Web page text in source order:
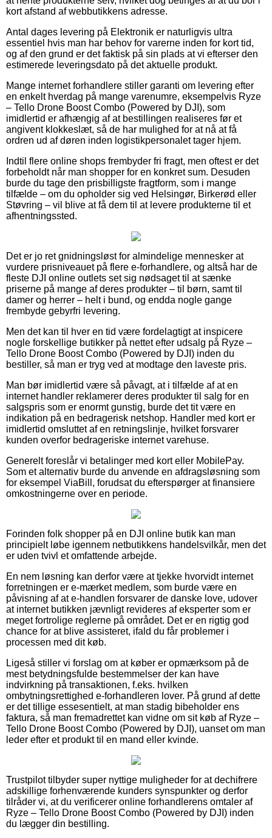
kort afstand af webbutikkens adresse.
Antal dages levering på Elektronik er naturligvis ultra
essentiel hvis man har behov for varerne inden for kort tid,
og af den grund er det faktisk på sin plads at vi efterser den
estimerede leveringsdato på det aktuelle produkt.
Mange internet forhandlere stiller garanti om levering efter
en enkelt hverdag på mange varenumre, eksempelvis Ryze
– Tello Drone Boost Combo (Powered by DJI), som
imidlertid er afhængig af at bestillingen realiseres før et
angivent klokkeslæt, så de har mulighed for at nå at få
ordren ud af døren inden logistikpersonalet tager hjem.
Indtil flere online shops frembyder fri fragt, men oftest er det
forbeholdt når man shopper for en konkret sum. Desuden
burde du tage den prisbilligste fragtform, som i mange
tilfælde – om du opholder sig ved Helsingør, Birkerød eller
Støvring – vil blive at få dem til at levere produkterne til et
afhentningssted.
Det er jo ret gnidningsløst for almindelige mennesker at
vurdere prisniveauet på flere e-forhandlere, og altså har de
fleste DJI online outlets set sig nødsaget til at sænke
priserne på mange af deres produkter – til børn, samt til
damer og herrer – helt i bund, og endda nogle gange
frembyde gebyrfri levering.
Men det kan til hver en tid være fordelagtigt at inspicere
nogle forskellige butikker på nettet efter udsalg på Ryze –
Tello Drone Boost Combo (Powered by DJI) inden du
bestiller, så man er tryg ved at modtage den laveste pris.
Man bør imidlertid være så påvagt, at i tilfælde af at en
internet handler reklamerer deres produkter til salg for en
salgspris som er enormt gunstig, burde det tit være en
indikation på en bedragerisk netshop. Handler med kort er
imidlertid omsluttet af en retningslinje, hvilket forsvarer
kunden overfor bedrageriske internet varehuse.
Generelt foreslår vi betalinger med kort eller MobilePay.
Som et alternativ burde du anvende en afdragsløsning som
for eksempel ViaBill, forudsat du efterspørger at finansiere
omkostningerne over en periode.
Forinden folk shopper på en DJI online butik kan man
principielt løbe igennem netbutikkens handelsvilkår, men det
er uden tvivl et omfattende arbejde.
En nem løsning kan derfor være at tjekke hvorvidt internet
forretningen er e-mærket medlem, som burde være en
påvisning af at e-handlen forsvarer de danske love, udover
at internet butikken jævnligt revideres af eksperter som er
meget fortrolige reglerne på området. Det er en rigtig god
chance for at blive assisteret, ifald du får problemer i
processen med dit køb.
Ligeså stiller vi forslag om at køber er opmærksom på de
mest betydningsfulde bestemmelser der kan have
indvirkning på transaktionen, f.eks. hvilken
ombytningsrettighed e-forhandleren lover. På grund af dette
er det tillige essesentielt, at man stadig bibeholder ens
faktura, så man fremadrettet kan vidne om sit køb af Ryze –
Tello Drone Boost Combo (Powered by DJI), uanset om man
leder efter et produkt til en mand eller kvinde.
Trustpilot tilbyder super nyttige muligheder for at dechifrere
adskillige forhenværende kunders synspunkter og derfor
tilråder vi, at du verificerer online forhandlerens omtaler af
Ryze – Tello Drone Boost Combo (Powered by DJI) inden
du lægger din bestilling.